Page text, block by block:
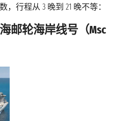
行程从 3 晚到 21 晚不等：
一个假期！
夜生活和迷人的古巴文化，
城市充满了 活力。这里每
公众人物来此度假，不仅如
海豚和鹦鹉丛林岛振翅飞翔
优美的自然环境。
邮轮海岸线号（Msc